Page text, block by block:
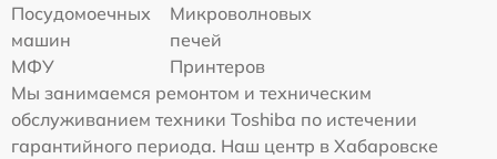
Посудомоечных
машин
Микроволновых
печей
МФУ
Принтеров
Мы занимаемся ремонтом и техническим
обслуживанием техники Toshiba по истечении
гарантийного периода. Наш центр в Хабаровске